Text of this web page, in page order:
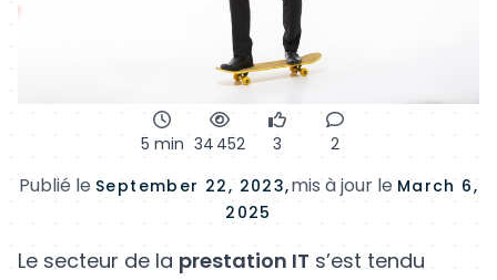
5 min 34 452 3 2
Publié le September 22, 2023,mis à jour le March 6,
2025
Le secteur de la prestation IT s’est tendu